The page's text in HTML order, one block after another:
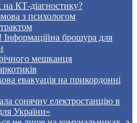
КТ-діагностику?
з психологом
Інформаційна брошура для
мешканця
евакуація на прикордонні
сонячну електростанцію в
України»